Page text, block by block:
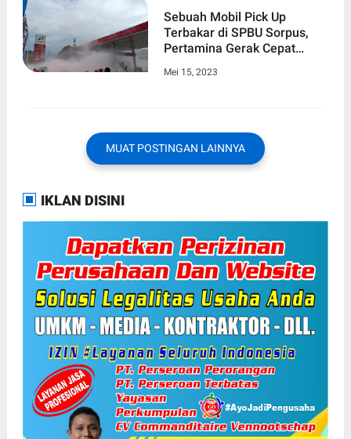
Sebuah Mobil Pick Up
Terbakar di SPBU Sorpus,
Pertamina Gerak Cepat
Mei 15, 2023
MUAT POSTINGAN LAINNYA
IKLAN DISINI